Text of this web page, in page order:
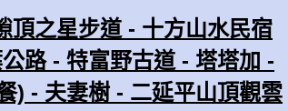
頂之星步道 - 十方山水民宿
路 - 特富野古道 - 塔塔加 -
) - 夫妻樹 - 二延平山頂觀雲